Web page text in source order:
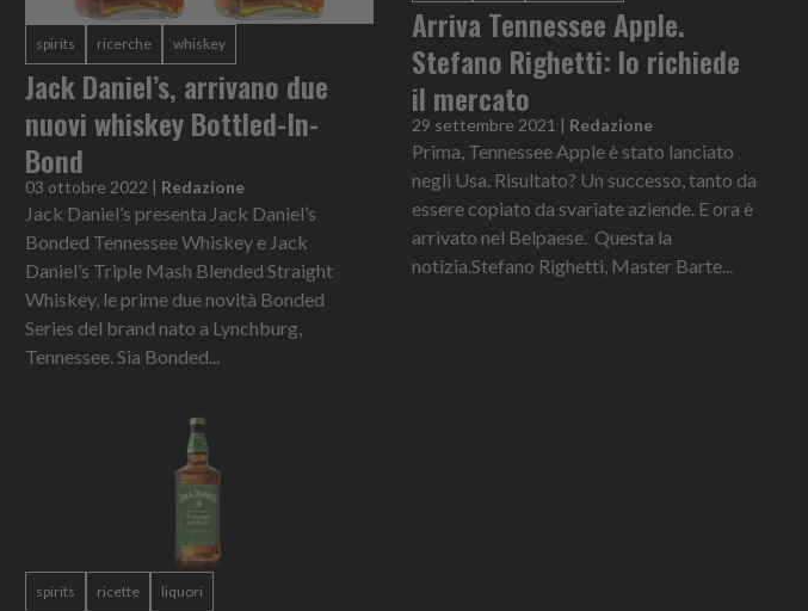
spirits ricerche whiskey
Jack Daniel’s, arrivano due
nuovi whiskey Bottled-In-
Bond
03 ottobre 2022 | Redazione
Jack Daniel’s presenta Jack Daniel’s
Bonded Tennessee Whiskey e Jack
Daniel’s Triple Mash Blended Straight
Whiskey, le prime due novità Bonded
Series del brand nato a Lynchburg,
Tennessee. Sia Bonded...
Arriva Tennessee Apple.
Stefano Righetti: lo richiede
il mercato
29 settembre 2021 | Redazione
Prima, Tennessee Apple è stato lanciato
negli Usa. Risultato? Un successo, tanto da
essere copiato da svariate aziende. E ora è
arrivato nel Belpaese. Questa la
notizia.Stefano Righetti, Master Barte...
spirits ricette liquori